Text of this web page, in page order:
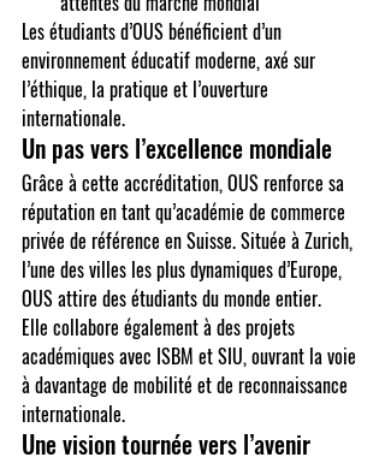
Les étudiants d’OUS bénéficient d’un
environnement éducatif moderne, axé sur
l’éthique, la pratique et l’ouverture
internationale.
Un pas vers l’excellence mondiale
Grâce à cette accréditation, OUS renforce sa
réputation en tant qu’académie de commerce
privée de référence en Suisse. Située à Zurich,
l’une des villes les plus dynamiques d’Europe,
OUS attire des étudiants du monde entier.
Elle collabore également à des projets
académiques avec ISBM et SIU, ouvrant la voie
à davantage de mobilité et de reconnaissance
internationale.
Une vision tournée vers l’avenir